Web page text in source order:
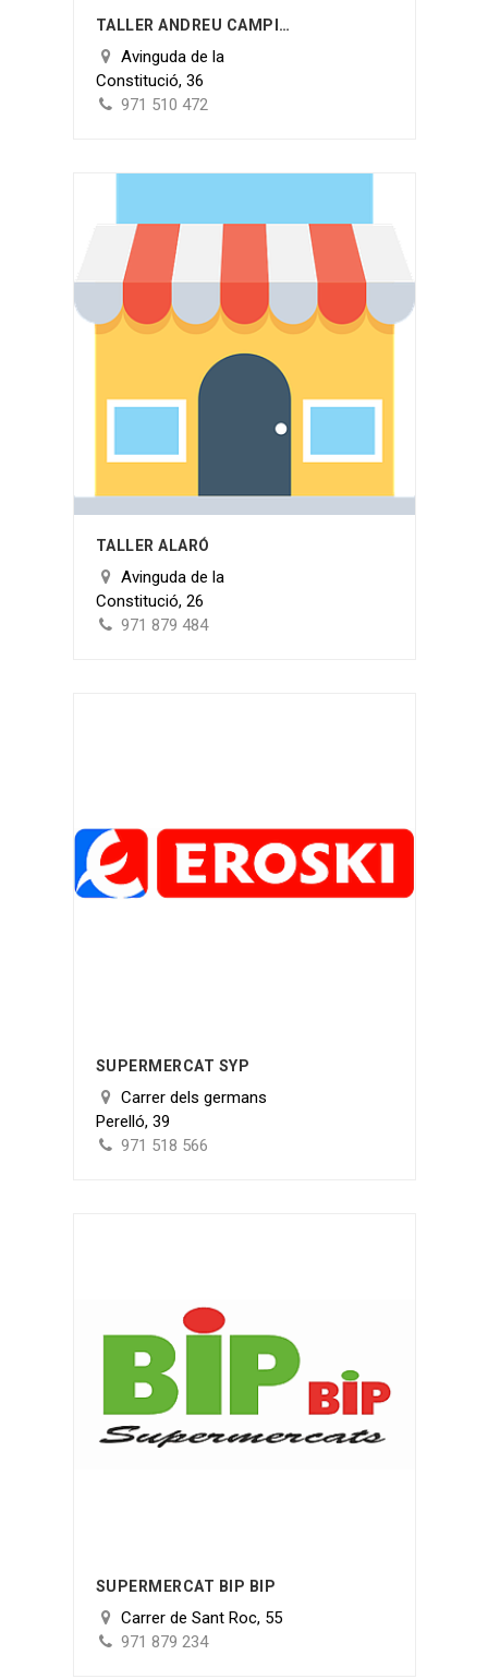
TALLER ANDREU CAMPINS MORRO
Avinguda de la
Constitució, 36
971 510 472
TALLER ALARÓ
Avinguda de la
Constitució, 26
971 879 484
SUPERMERCAT SYP
Carrer dels germans
Perelló, 39
971 518 566
SUPERMERCAT BIP BIP
Carrer de Sant Roc, 55
971 879 234